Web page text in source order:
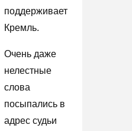
поддерживает
Кремль.
Очень даже
нелестные
слова
посыпались в
адрес судьи